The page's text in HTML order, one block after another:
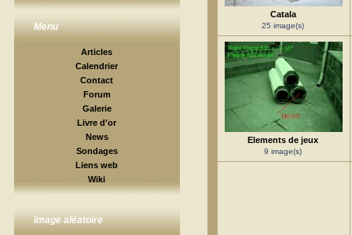
Menu
Articles
Calendrier
Contact
Forum
Galerie
Livre d'or
News
Sondages
Liens web
Wiki
Image aléatoire
Catala
25 image(s)
Elements de jeux
9 image(s)